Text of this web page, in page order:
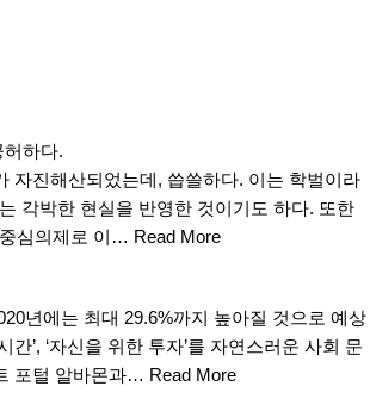
하다.
자진해산되었는데, 씁쓸하다. 이는 학벌이라
각박한 현실을 반영한 것이기도 하다. 또한
심의제로 이… Read More
년에는 최대 29.6%까지 높아질 것으로 예상
’, ‘자신을 위한 투자’를 자연스러운 사회 문
포털 알바몬과… Read More